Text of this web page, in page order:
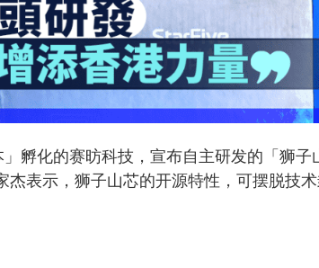
孵化的赛昉科技，宣布自主研发的「狮子
表示，狮子山芯的开源特性，可摆脱技